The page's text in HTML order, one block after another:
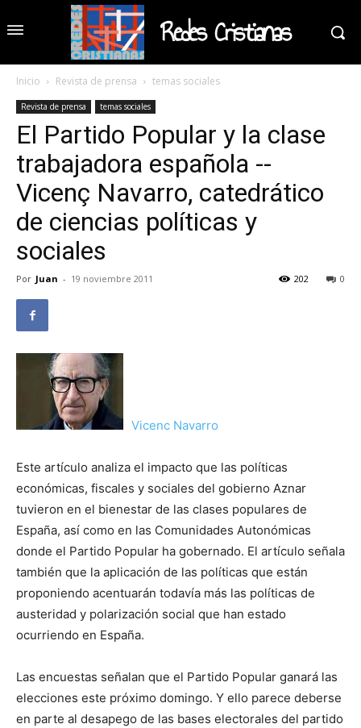
Redes Cristianas
Inicio Revista de prensa temas sociales
Revista de prensa temas sociales
El Partido Popular y la clase
trabajadora española --
Vicenç Navarro, catedrático
de ciencias políticas y
sociales
Por Juan - 19 noviembre 2011 0
202
Vicenc Navarro
Este artículo analiza el impacto que las políticas
económicas, fiscales y sociales del gobierno Aznar
tuvieron en el bienestar de las clases populares de
España, así como en las Comunidades Autonómicas
donde el Partido Popular ha gobernado. El artículo señala
también que la aplicación de las políticas que están
proponiendo acentuarán todavía más las políticas de
austeridad y polarización social que han estado
ocurriendo en España.
Las encuestas señalan que el Partido Popular ganará las
elecciones este próximo domingo. Y ello parece deberse
en parte al desapego de las bases electorales del partido